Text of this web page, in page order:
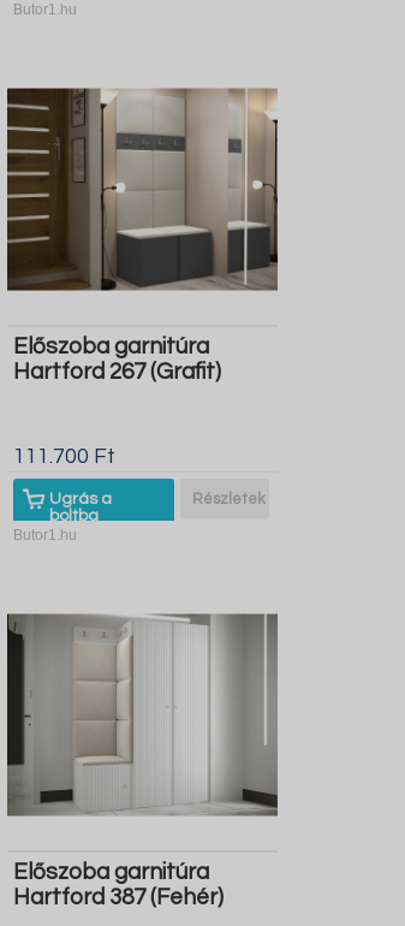
Butor1.hu
Előszoba garnitúra
Hartford 267 (Grafit)
111.700 Ft
Ugrás a
boltba
Részletek
Butor1.hu
Előszoba garnitúra
Hartford 387 (Fehér)